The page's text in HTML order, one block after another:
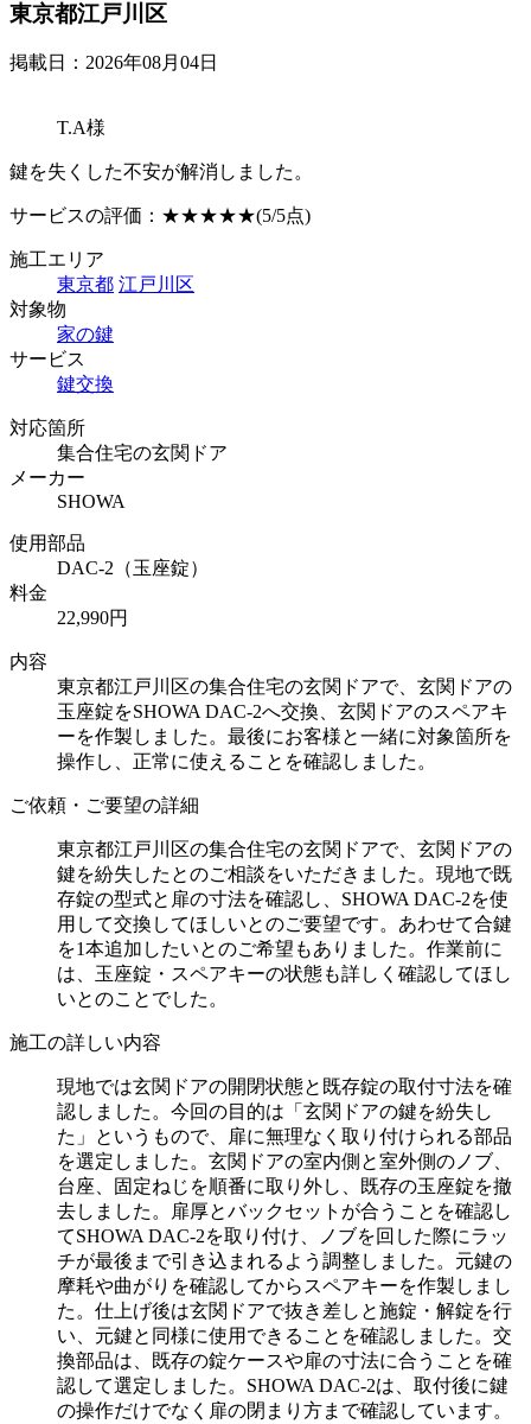
東京都江戸川区
掲載日：2026年08月04日
T.A様
鍵を失くした不安が解消しました。
サービスの評価： ★★★★★(5/5点)
施工エリア
東京都 江戸川区
対象物
家の鍵
サービス
鍵交換
対応箇所
集合住宅の玄関ドア
メーカー
SHOWA
使用部品
DAC-2（玉座錠）
料金
22,990円
内容
東京都江戸川区の集合住宅の玄関ドアで、玄関ドアの
玉座錠をSHOWA DAC-2へ交換、玄関ドアのスペアキ
ーを作製しました。最後にお客様と一緒に対象箇所を
操作し、正常に使えることを確認しました。
ご依頼・ご要望の詳細
東京都江戸川区の集合住宅の玄関ドアで、玄関ドアの
鍵を紛失したとのご相談をいただきました。現地で既
存錠の型式と扉の寸法を確認し、SHOWA DAC-2を使
用して交換してほしいとのご要望です。あわせて合鍵
を1本追加したいとのご希望もありました。作業前に
は、玉座錠・スペアキーの状態も詳しく確認してほし
いとのことでした。
施工の詳しい内容
現地では玄関ドアの開閉状態と既存錠の取付寸法を確
認しました。今回の目的は「玄関ドアの鍵を紛失し
た」というもので、扉に無理なく取り付けられる部品
を選定しました。玄関ドアの室内側と室外側のノブ、
台座、固定ねじを順番に取り外し、既存の玉座錠を撤
去しました。扉厚とバックセットが合うことを確認し
てSHOWA DAC-2を取り付け、ノブを回した際にラッ
チが最後まで引き込まれるよう調整しました。元鍵の
摩耗や曲がりを確認してからスペアキーを作製しまし
た。仕上げ後は玄関ドアで抜き差しと施錠・解錠を行
い、元鍵と同様に使用できることを確認しました。交
換部品は、既存の錠ケースや扉の寸法に合うことを確
認して選定しました。SHOWA DAC-2は、取付後に鍵
の操作だけでなく扉の閉まり方まで確認しています。